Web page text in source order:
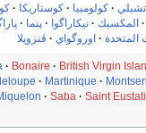
تشيلي · كولومبيا · كوستاريكا ·
· المكسيك · نيكاراگوا · پنما ·
المتحدة · اوروگواي · ڤنزويلا
· Bonaire · British Virgin
· Martinique ·
· Saba · Saint